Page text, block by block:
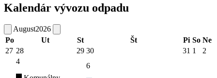
Kalendár vývozu odpadu
August2026
Po
Ut St Št Pi So Ne
27 28 29 30 31 1 2
4
6